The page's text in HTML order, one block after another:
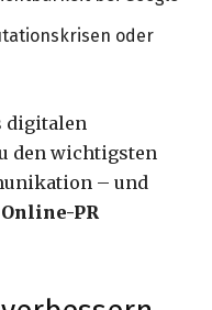
oder
digitalen
den wichtigsten
– und
PR